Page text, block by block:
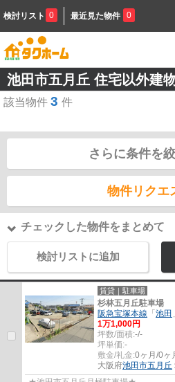
検討リスト 0 最近見た物件 0
池田市五月丘 住宅以外建
該当物件 3 件
さらに条件を
物件リクエ
チェックした物件をまとめて
検討リストに追加
賃貸｜駐車場
杉林五月丘駐車場
阪急宝塚本線 「 池田
1万1,000円
坪数/面積:-/-
坪単価:-
敷金/礼金:0ヶ月/0ヶ
大阪府池田市五月丘